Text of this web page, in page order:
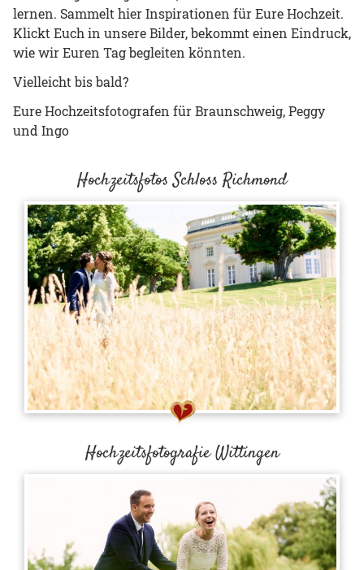
lernen. Sammelt hier Inspirationen für Eure Hochzeit.
Klickt Euch in unsere Bilder, bekommt einen Eindruck,
wie wir Euren Tag begleiten könnten.
Vielleicht bis bald?
Eure Hochzeitsfotografen für Braunschweig, Peggy
und Ingo
Hochzeitsfotos Schloss Richmond
Hochzeitsfotografie Wittingen